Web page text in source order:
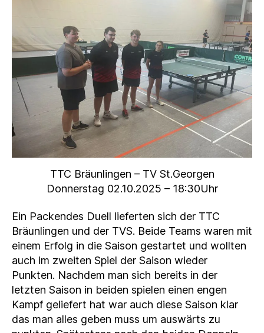
TTC Bräunlingen – TV St.Georgen
Donnerstag 02.10.2025 – 18:30Uhr
Ein Packendes Duell lieferten sich der TTC
Bräunlingen und der TVS. Beide Teams waren mit
einem Erfolg in die Saison gestartet und wollten
auch im zweiten Spiel der Saison wieder
Punkten. Nachdem man sich bereits in der
letzten Saison in beiden spielen einen engen
Kampf geliefert hat war auch diese Saison klar
das man alles geben muss um auswärts zu